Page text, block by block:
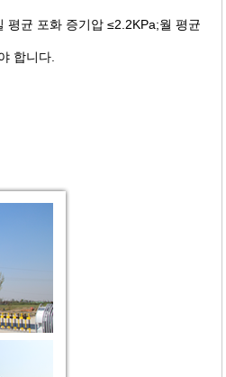
평균 포화 증기압 ≤2.2KPa;월 평균
합니다.